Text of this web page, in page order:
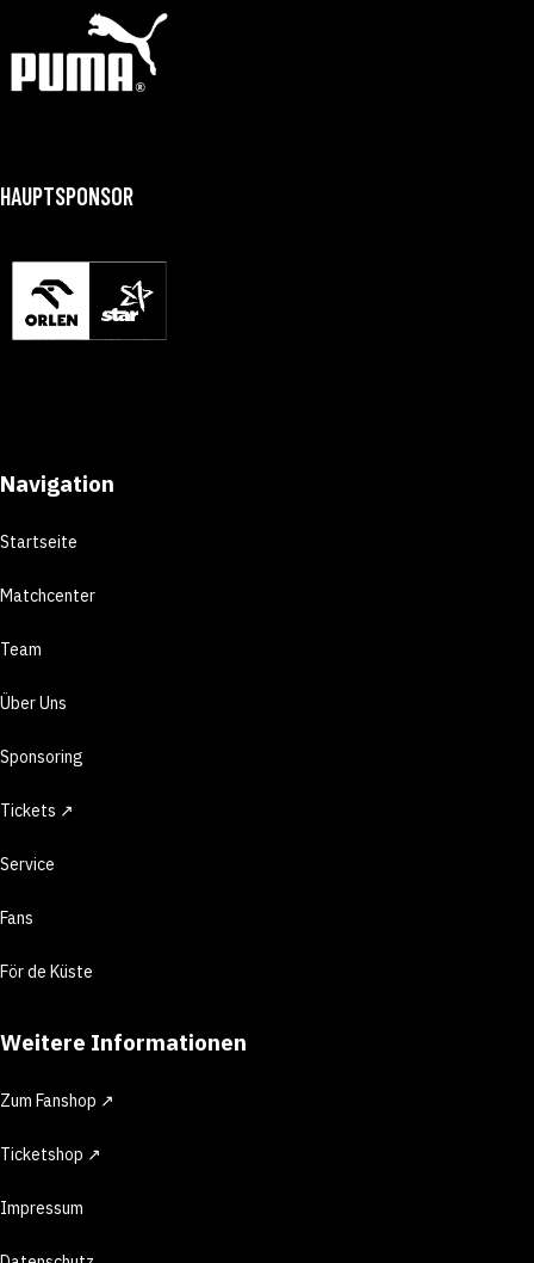
HAUPTSPONSOR
Navigation
Startseite
Matchcenter
Team
Über Uns
Sponsoring
Tickets ↗
Service
Fans
För de Küste
Weitere Informationen
Zum Fanshop ↗
Ticketshop ↗
Impressum